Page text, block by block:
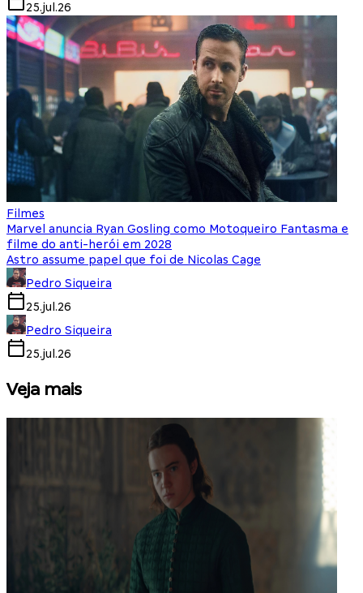
25.jul.26
Filmes
Marvel anuncia Ryan Gosling como Motoqueiro Fantasma e
filme do anti-herói em 2028
Astro assume papel que foi de Nicolas Cage
Pedro Siqueira
25.jul.26
Pedro Siqueira
25.jul.26
Veja mais